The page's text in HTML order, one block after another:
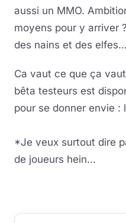
aussi un MMO.
moyens pour y arriver
des nains et des
Ca vaut ce que ça
bêta testeurs est
pour se donner envie :
*Je veux surtout dire
de joueurs hein...